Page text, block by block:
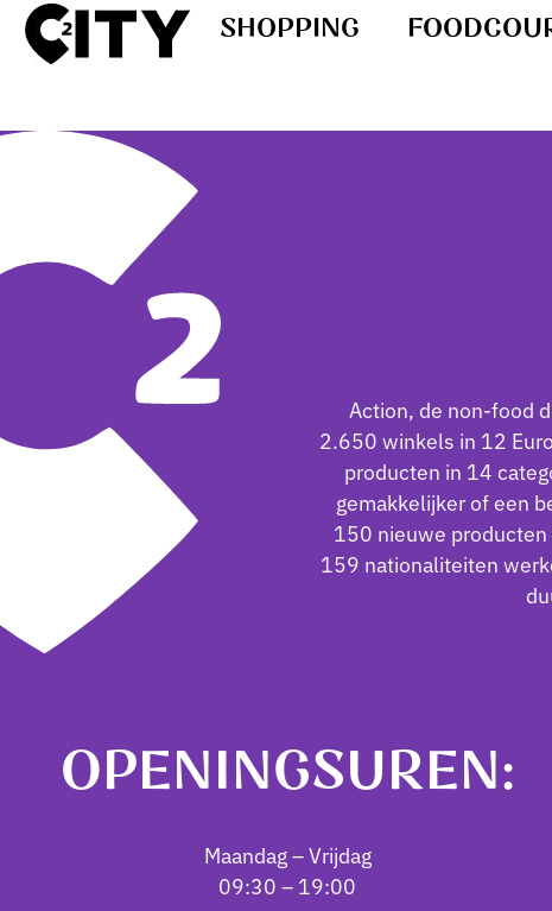
SHOPPING
Action, de non-food
2.650 winkels in 12
producten in 14
gemakkelijker of een
150 nieuwe
159 nationaliteiten
OPENINGSUREN:
Maandag – Vrijdag
09:30 – 19:00